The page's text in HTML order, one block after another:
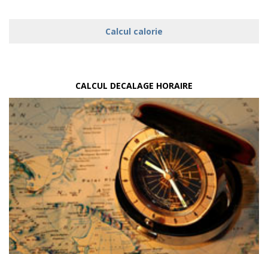
Calcul calorie
CALCUL DECALAGE HORAIRE